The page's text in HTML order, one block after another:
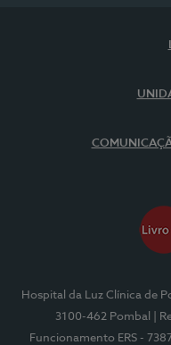
Hospital da Luz Clínica de
3100-462 Pombal
|
Funcionamento ERS -